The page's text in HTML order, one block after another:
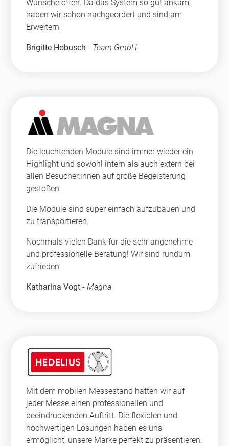
Wünsche offen. Da das System so gut ankam,
haben wir schon nachgeordert und sind am
Erweitern
Brigitte Hobusch - Team GmbH
Die leuchtenden Module sind immer wieder ein
Highlight und sowohl intern als auch extern bei
allen Besucher:innen auf große Begeisterung
gestoßen.
Die Module sind super einfach aufzubauen und
zu transportieren.
Nochmals vielen Dank für die sehr angenehme
und professionelle Beratung! Wir sind rundum
zufrieden.
Katharina Vogt - Magna
Mit dem mobilen Messestand hatten wir auf
jeder Messe einen professionellen und
beeindruckenden Auftritt. Die flexiblen und
hochwertigen Lösungen haben es uns
ermöglicht, unsere Marke perfekt zu präsentieren.